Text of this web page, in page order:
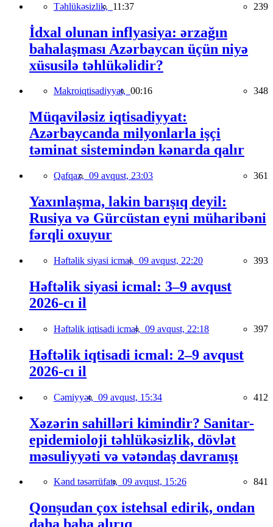
Təhlükəsizlik, 11:37 239
İdxal olunan inflyasiya: ərzağın
bahalaşması Azərbaycan üçün niyə
xüsusilə təhlükəlidir?
Makroiqtisadiyyat, 00:16 348
Müqaviləsiz iqtisadiyyat:
Azərbaycanda milyonlarla işçi
təminat sistemindən kənarda qalır
Qafqaz, 09 avqust, 23:03 361
Yaxınlaşma, lakin barışıq deyil:
Rusiya və Gürcüstan eyni müharibəni
fərqli oxuyur
Həftəlik siyasi icmal, 09 avqust, 22:20 393
Həftəlik siyasi icmal: 3–9 avqust
2026-cı il
Həftəlik iqtisadi icmal, 09 avqust, 22:18 397
Həftəlik iqtisadi icmal: 2–9 avqust
2026-cı il
Cəmiyyət, 09 avqust, 15:34 412
Xəzərin sahilləri kimindir? Sanitar-
epidemioloji təhlükəsizlik, dövlət
məsuliyyəti və vətəndaş davranışı
Kənd təsərrüfatı, 09 avqust, 15:26 841
Qonşudan çox istehsal edirik, ondan